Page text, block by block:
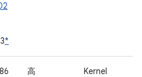
*
高 Kernel